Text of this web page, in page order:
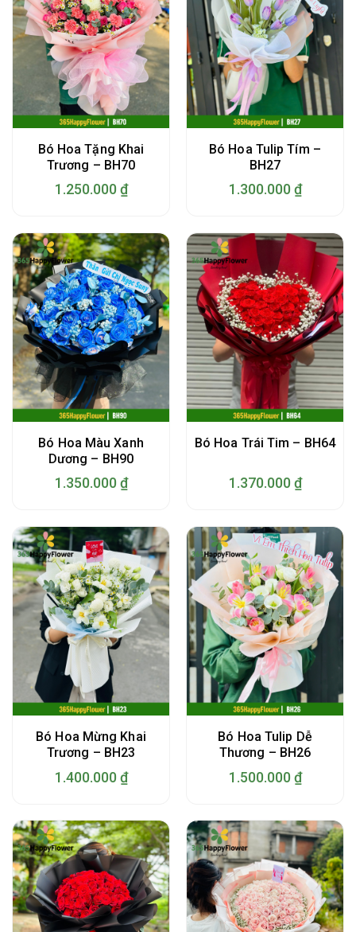
Bó Hoa Tặng Khai
Trương – BH70
1.250.000 ₫
Bó Hoa Tulip Tím –
BH27
1.300.000 ₫
Bó Hoa Màu Xanh
Dương – BH90
1.350.000 ₫
Bó Hoa Trái Tim – BH64
1.370.000 ₫
Bó Hoa Mừng Khai
Trương – BH23
1.400.000 ₫
Bó Hoa Tulip Dễ
Thương – BH26
1.500.000 ₫